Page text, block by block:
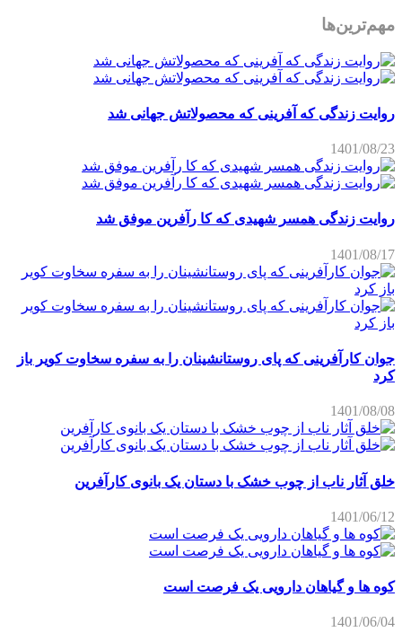
مهم‌ترین‌ها
روایت زندگی که آفرینی که محصولاتش جهانی شد
1401/08/23
روایت زندگی همسر شهیدی که کا رآفرین موفق شد
1401/08/17
جوان کارآفرینی که پای روستانشینان را به سفره سخاوت کویر باز
کرد
1401/08/08
خلق آثار ناب از چوب خشک با دستان یک بانوی کارآفرین
1401/06/12
کوه ها و گیاهان دارویی یک فرصت است
1401/06/04